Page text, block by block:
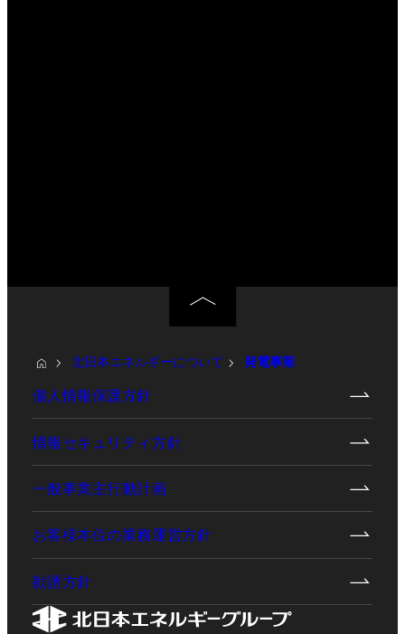
北日本エネルギーについて 発電事業
個人情報保護方針
情報セキュリティ方針
一般事業主行動計画
お客様本位の業務運営方針
勧誘方針